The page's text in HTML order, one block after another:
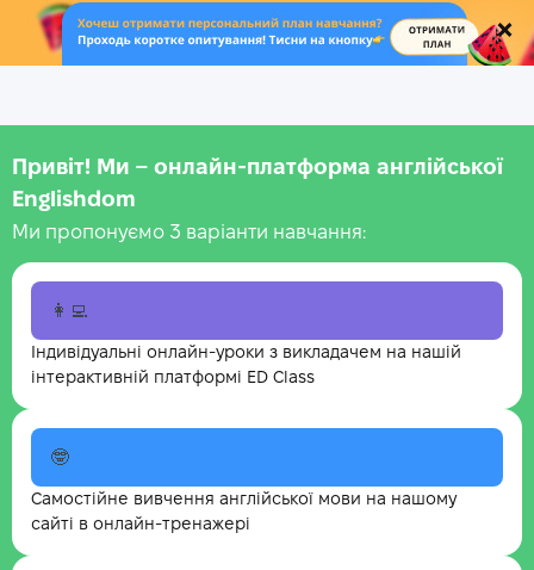
.
Привіт! Ми – онлайн-платформа англійської
Englishdom
Ми пропонуємо 3 варіанти навчання:
👩‍💻
Індивідуальні онлайн-уроки з викладачем на нашій
інтерактивній платформі ED Class
🤓
Самостійне вивчення англійської мови на нашому
сайті в онлайн-тренажері